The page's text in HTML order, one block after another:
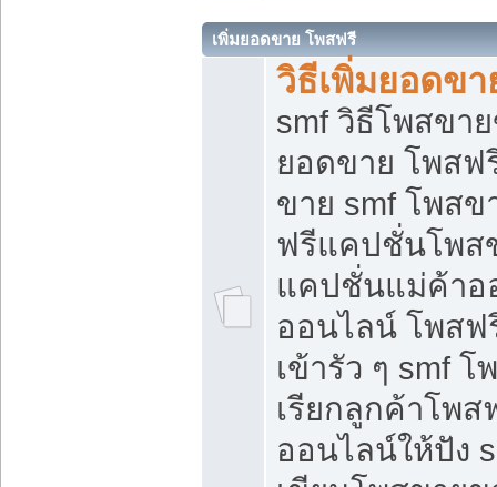
เพิ่มยอดขาย โพสฟรี
วิธีเพิ่มยอดข
smf วิธีโพสขา
ยอดขาย โพสฟ
ขาย smf โพส
ฟรีแคปชั่นโพส
แคปชั่นแม่ค้า
ออนไลน์ โพสฟ
เข้ารัว ๆ smf
เรียกลูกค้าโพส
ออนไลน์ให้ปัง